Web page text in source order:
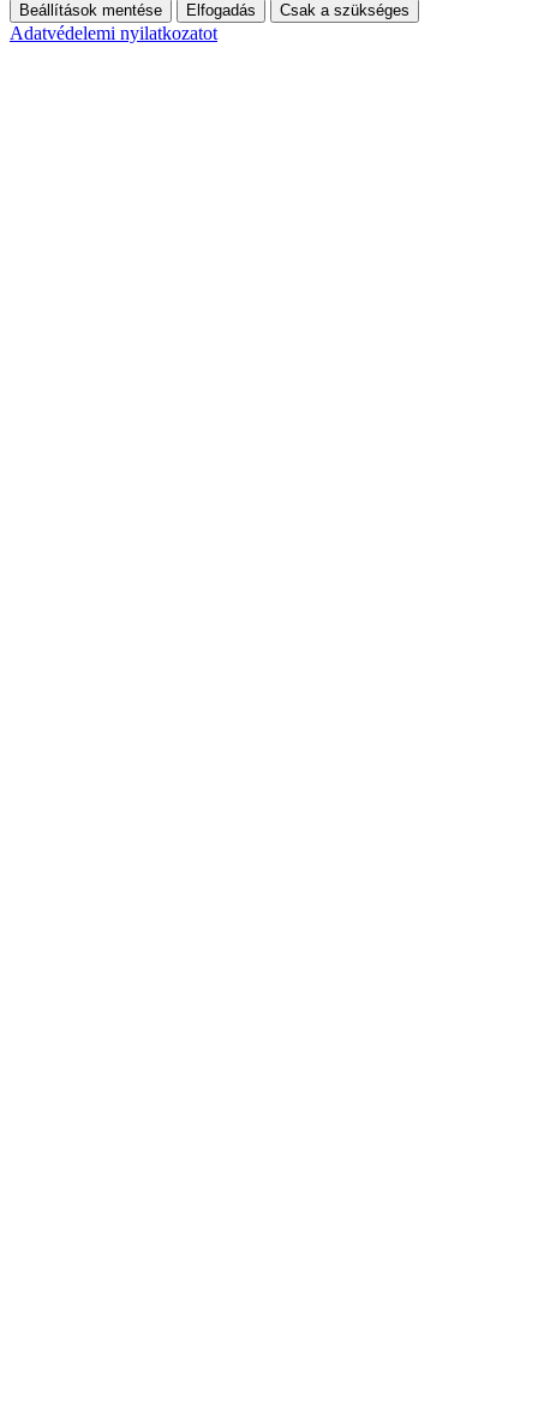
Beállítások mentése Elfogadás Csak a szükséges
Adatvédelemi nyilatkozatot